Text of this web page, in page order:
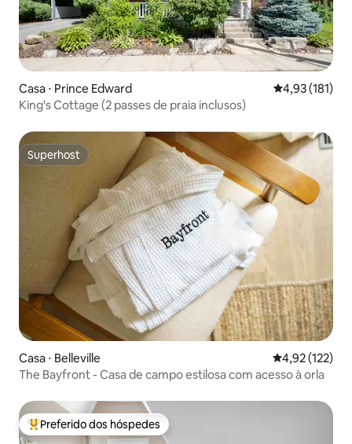
Casa ⋅ Prince Edward 4,93 de uma
4,93 (181)
King's Cottage (2 passes de praia inclusos)
Superhost
Superhost
Casa ⋅ Belleville 4,92 de uma
4,92 (122)
The Bayfront - Casa de campo estilosa com acesso à orla
Entre os melhores preferidos dos hóspedes
Preferido dos hóspedes